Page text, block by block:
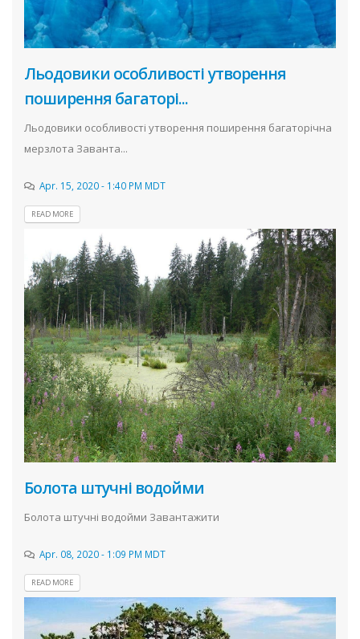
Льодовики особливості утворення
поширення багаторі...
Льодовики особливості утворення поширення багаторічна
мерзлота Заванта...
Apr. 15, 2020 - 1:40 PM MDT
READ MORE
Болота штучні водойми
Болота штучні водойми Завантажити
Apr. 08, 2020 - 1:09 PM MDT
READ MORE